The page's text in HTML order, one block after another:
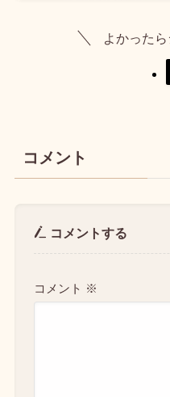
よかったら
コメント
コメントする
コメント ※